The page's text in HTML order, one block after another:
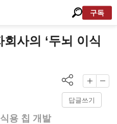
구독
사의 ‘두뇌 이식
답글쓰기
용 칩 개발